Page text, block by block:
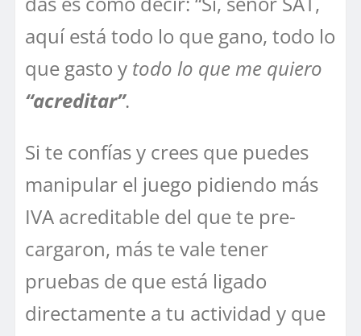
aquí está todo lo que gano, todo lo
que gasto y todo lo que me quiero
“acreditar”.
Si te confías y crees que puedes
manipular el juego pidiendo más
IVA acreditable del que te pre-
cargaron, más te vale tener
pruebas de que está ligado
directamente a tu actividad y que